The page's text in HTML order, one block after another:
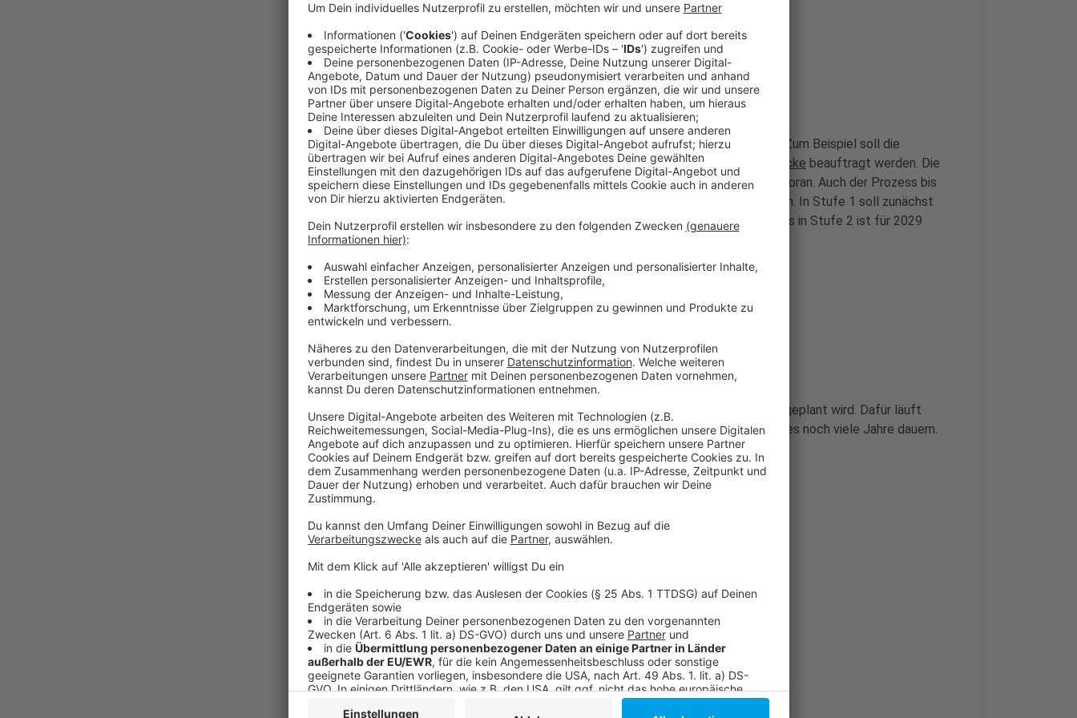
So soll der Bauprozess ablaufen
Anzeige
Der Stadtrat soll im Juli erste Maßnahmen auf den Weg bringen. Zum Beispiel soll die
städtische Baufima IPM mit der Planung derTheodor-Heuss-Brücke beauftragt werden. Die
IPM treibt aktuell unter anderem den Schulbau in unserer Stadt voran. Auch der Prozess bis
zum Neubau wird jetzt etwas klarer. Insgesamt gibt es vier Stufen. In Stufe 1 soll zunächst
der Brückenquerschnitt festgelegt werden. Der Bedarfsbeschluss in Stufe 2 ist für 2029
Anzeige
Offene Fragen und Studien
Anzeige
Unklar ist aktuell noch, ob die Brücke mit oder ohne Bahnverkehr geplant wird. Dafür läuft
aktuell noch eine Machbarkeitsstudie. Bis der Neubau steht wird es noch viele Jahre dauern.
Anzeige
Weitere Infos und Links zum Thema:
Anzeige
So haben wir bereits berichtet
Dauerbaustelle Theodor-Heuss-Brücke in Düsseldorf
Stadt wäre auf Ausfall der Theodor-Heuss-Brücke vorbereitet
Brückenmonitor zeigt schlechten Zustand der Brücken